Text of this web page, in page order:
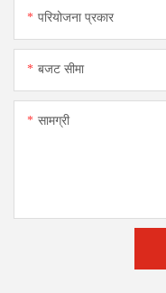
परियोजना प्रकार
बजट सीमा
सामग्री